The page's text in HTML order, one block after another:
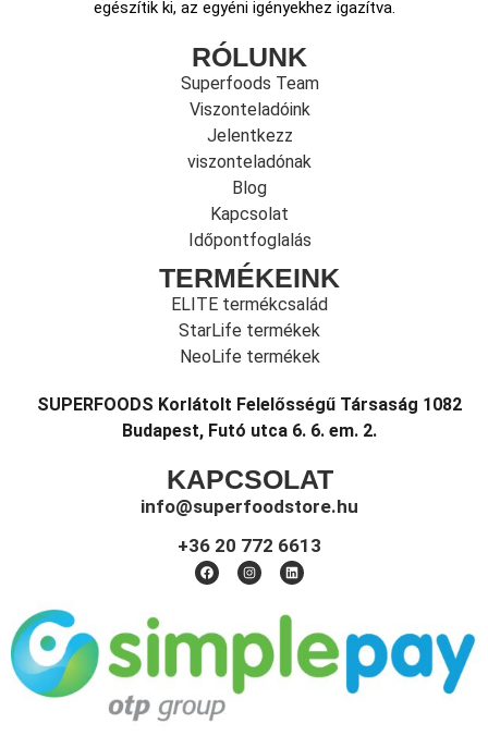
egészítik ki, az egyéni igényekhez igazítva.
RÓLUNK
Superfoods Team
Viszonteladóink
Jelentkezz
viszonteladónak
Blog
Kapcsolat
Időpontfoglalás
TERMÉKEINK
ELITE termékcsalád
StarLife termékek
NeoLife termékek
SUPERFOODS Korlátolt Felelősségű Társaság 1082
Budapest, Futó utca 6. 6. em. 2.
KAPCSOLAT
info@superfoodstore.hu
+36 20 772 6613